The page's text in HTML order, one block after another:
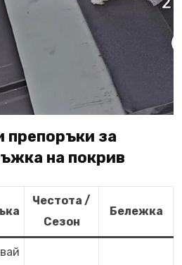
за
на покрив
Честота /
Сезон
Бележка